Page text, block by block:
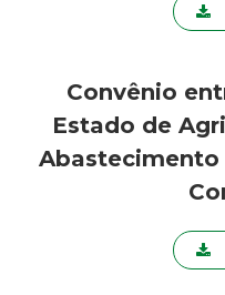
n
q
Convênio
Estado de